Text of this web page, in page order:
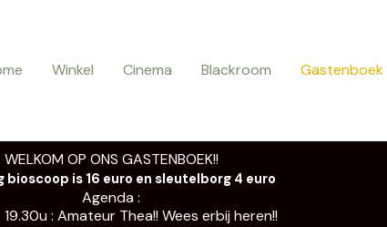
Winkel Cinema Blackroom Gastenboek
WELKOM OP ONS GASTENBOEK!!
bioscoop is 16 euro en sleutelborg 4 euro
Agenda :
19.30u : Amateur Thea!! Wees erbij heren!!